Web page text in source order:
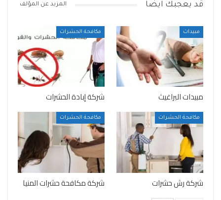
قد يعجبك ايضا المزيد عن المؤلف
مبيدات
مبيدات البراغيث
مكافحة الحشرات
شركة إبادة الحشرات
مكافحة الحشرات
شركة رش حشرات
مكافحة الحشرات
شركة مكافحة حشرات المنيا